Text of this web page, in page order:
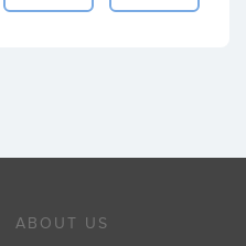
ABOUT US